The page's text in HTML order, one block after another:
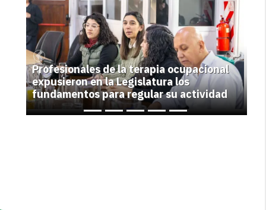
1
Profesionales de la terapia ocupacional
expusieron en la Legislatura los
fundamentos para regular su actividad
Previous Next